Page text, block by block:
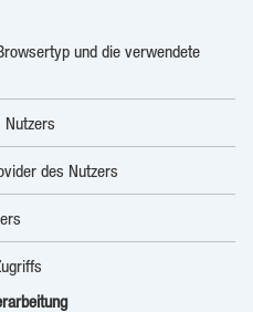
und die verwendete
des Nutzers